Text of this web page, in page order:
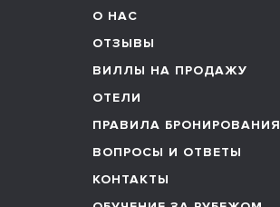
О НАС
ОТЗЫВЫ
ВИЛЛЫ НА ПРОДАЖУ
ОТЕЛИ
ПРАВИЛА БРОНИРОВАНИЯ
ВОПРОСЫ И ОТВЕТЫ
КОНТАКТЫ